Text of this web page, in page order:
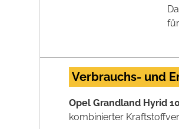
Verbrauchs- und
Opel Grandland Hyrid
kombinierter